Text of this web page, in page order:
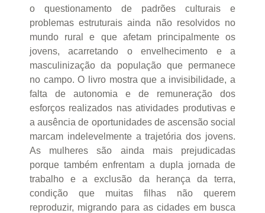
o questionamento de padrões culturais e
problemas estruturais ainda não resolvidos no
mundo rural e que afetam principalmente os
jovens, acarretando o envelhecimento e a
masculinização da população que permanece
no campo. O livro mostra que a invisibilidade, a
falta de autonomia e de remuneração dos
esforços realizados nas atividades produtivas e
a ausência de oportunidades de ascensão social
marcam indelevelmente a trajetória dos jovens.
As mulheres são ainda mais prejudicadas
porque também enfrentam a dupla jornada de
trabalho e a exclusão da herança da terra,
condição que muitas filhas não querem
reproduzir, migrando para as cidades em busca